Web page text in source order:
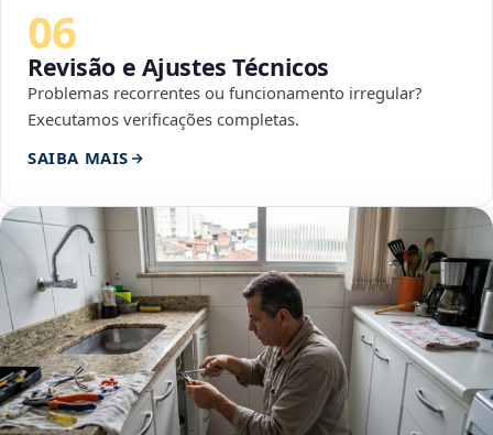
06
Revisão e Ajustes Técnicos
Problemas recorrentes ou funcionamento irregular?
Executamos verificações completas.
SAIBA MAIS